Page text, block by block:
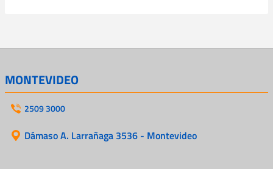
MONTEVIDEO
2509 3000
Dámaso A. Larrañaga 3536 - Montevideo